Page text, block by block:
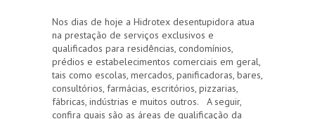
Nos dias de hoje a Hidrotex desentupidora atua
na prestação de serviços exclusivos e
qualificados para residências, condomínios,
prédios e estabelecimentos comerciais em geral,
tais como escolas, mercados, panificadoras, bares,
consultórios, farmácias, escritórios, pizzarias,
fábricas, indústrias e muitos outros. A seguir,
confira quais são as áreas de qualificação da